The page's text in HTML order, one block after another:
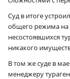
Суд в итоге
общего режима на
несостоявшихся
никакого
В том же суде в
менеджеру